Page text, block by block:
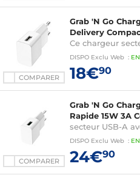
COMPARER
Grab 'N Go
Delivery
Ce chargeur
puissance
DISPO Exclu Web : EN
18€90
COMPARER
Grab 'N Go
Rapide 15W 3A
secteur USB-A
recharge rapide
tablettes et
DISPO Exclu Web : EN
24€90